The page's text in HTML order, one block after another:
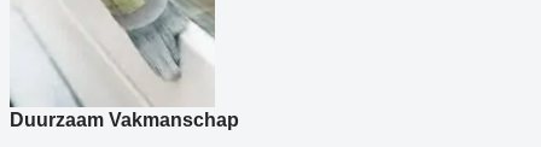
Duurzaam Vakmanschap